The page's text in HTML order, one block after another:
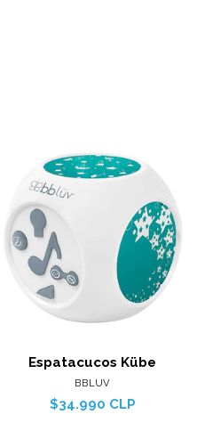
Espatacucos Kübe
BBLUV
$34.990 CLP
Ver detalles